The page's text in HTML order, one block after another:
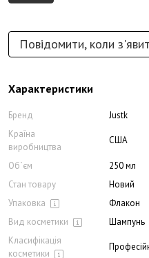
Повідомити, коли
Характеристики
Бренд
Justk
Країна
виробництва
США
Об`єм
250 мл
Стан товару
Новий
Упаковка
Флакон
Вид косметики
Шампунь
Класифікація
косметики